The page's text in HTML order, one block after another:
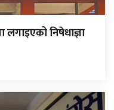
लगाइएको निषेधाज्ञा